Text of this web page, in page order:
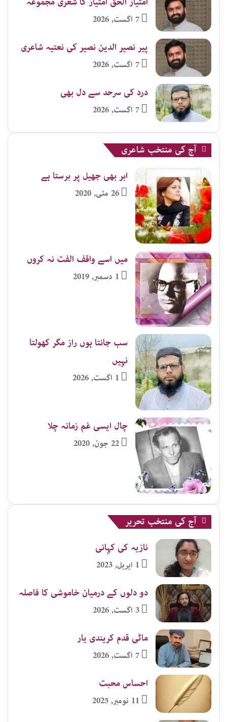
7 اگست, 2026
پیر نصیر الدین نصیر کی نعتیہ شاعری
7 اگست, 2026
درد کی سرحد سے دل بھی
7 اگست, 2026
آج کی منتخب شاعری
ابر بھی جھیل پر برستا ہے
26 مئی, 2020
میں اسے واقف الفت نہ کروں
1 دسمبر, 2019
سب جانتا ہوں راز مگر کھولتا
نہیں
1 اگست, 2026
چال ایسی غم زمانہ چلا
22 جون, 2020
آج کی منتخب تحریر
نازیہ کی کہانی
1 اپریل, 2023
دو دلوں کے درمیان خاموشی کا فاصلہ
3 اگست, 2026
ماٹی قدم کریندی یار
7 اگست, 2026
احساس محبت
11 نومبر, 2025